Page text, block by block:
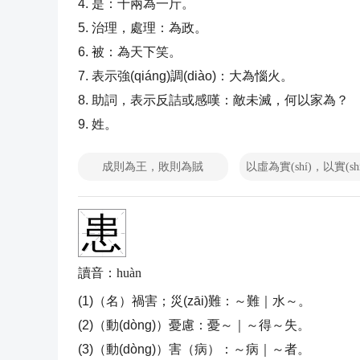
4. 是：十兩為一斤。
5. 治理，處理：為政。
6. 被：為天下笑。
7. 表示強(qiáng)調(diào)：大為惱火。
8. 助詞，表示反詰或感嘆：敵未滅，何以家為？
9. 姓。
成則為王，敗則為賊
患
讀音：huàn
(1)（名）禍害；災(zāi)難： ～難｜水～。
(2)（動(dòng)）憂慮： 憂～｜～得～失。
(3)（動(dòng)）害（病）： ～病｜～者。